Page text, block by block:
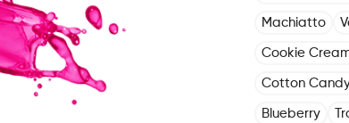
Machiatto
Cookie
Cotton
Blueberry